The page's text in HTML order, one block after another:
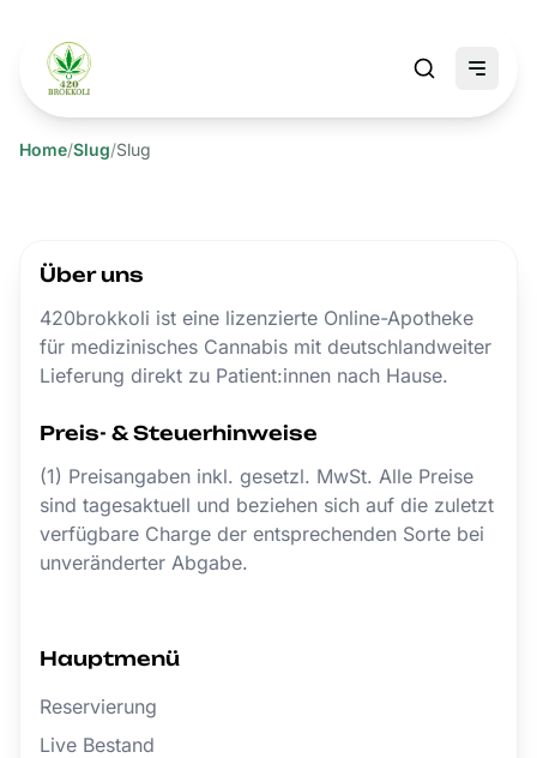
Home/Slug/Slug
Über uns
420brokkoli ist eine lizenzierte Online-Apotheke
für medizinisches Cannabis mit deutschlandweiter
Lieferung direkt zu Patient:innen nach Hause.
Preis- & Steuerhinweise
(1) Preisangaben inkl. gesetzl. MwSt. Alle Preise
sind tagesaktuell und beziehen sich auf die zuletzt
verfügbare Charge der entsprechenden Sorte bei
unveränderter Abgabe.
Hauptmenü
Reservierung
Live Bestand